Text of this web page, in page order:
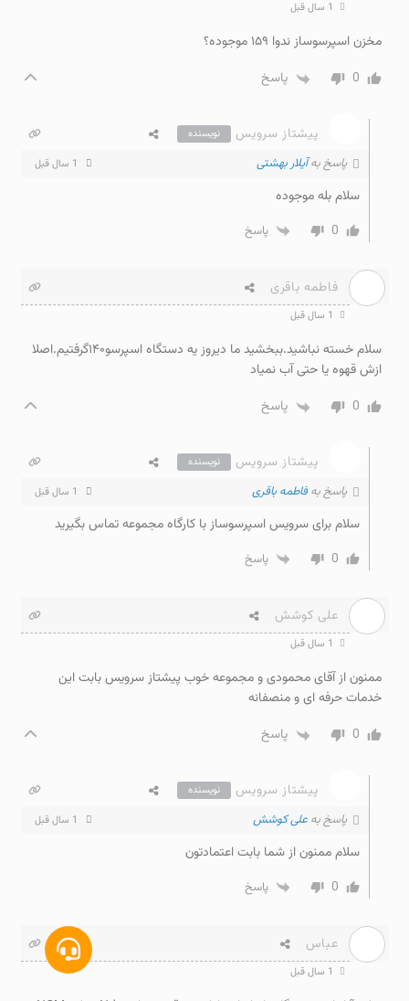
مخزن اسپرسوساز ندوا ۱۵۹ موجوده؟
0
پاسخ
پیشتاز سرویس نویسنده
پاسخ بهآیلار بهشتی
سلام بله موجوده
0
پاسخ
فاطمه باقری
سلام خسته نباشید.ببخشید ما دیروز یه دستگاه اسپرسو۱۴۰گرفتیم.اصلا
ازش قهوه یا حتی آب نمیاد
0
پاسخ
پیشتاز سرویس نویسنده
پاسخ بهفاطمه باقری
سلام برای سرویس اسپرسوساز با کارگاه مجموعه تماس بگیرید
0
پاسخ
علی کوشش
ممنون از آقای محمودی و مجموعه خوب پیشتاز سرویس بابت این
خدمات حرفه ای و منصفانه
0
پاسخ
پیشتاز سرویس نویسنده
پاسخ بهعلی کوشش
سلام ممنون از شما بابت اعتمادتون
0
پاسخ
عباس